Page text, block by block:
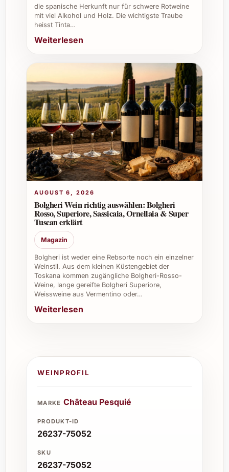
für Genießer, die ihre Sammlung mit
einem eleganten Wein aus der Provence
erweitern möchten.
Rouge 2023 und lassen Sie sich von seiner
harmonischen Vielfalt begeistern – ein Wein,
der Genussmomente unvergesslich macht!
die spanische Herkunft nur für schwere Rotweine
mit viel Alkohol und Holz. Die wichtigste Traube
heisst Tinta…
Weiterlesen
AUGUST 6, 2026
Bolgheri Wein richtig auswählen: Bolgheri
Rosso, Superiore, Sassicaia, Ornellaia & Super
Tuscan erklärt
Magazin
Bolgheri ist weder eine Rebsorte noch ein einzelner
Weinstil. Aus dem kleinen Küstengebiet der
Toskana kommen zugängliche Bolgheri-Rosso-
Weine, lange gereifte Bolgheri Superiore,
Weissweine aus Vermentino oder…
Weiterlesen
WEINPROFIL
MARKE Château Pesquié
PRODUKT-ID
26237-75052
SKU
26237-75052